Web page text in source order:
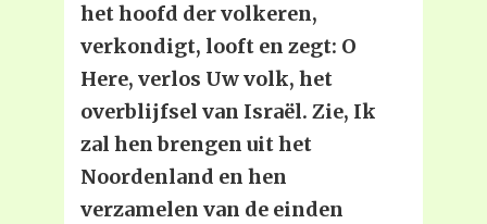
het hoofd der volkeren,
verkondigt, looft en zegt: O
Here, verlos Uw volk, het
overblijfsel van Israël. Zie, Ik
zal hen brengen uit het
Noordenland en hen
verzamelen van de einden